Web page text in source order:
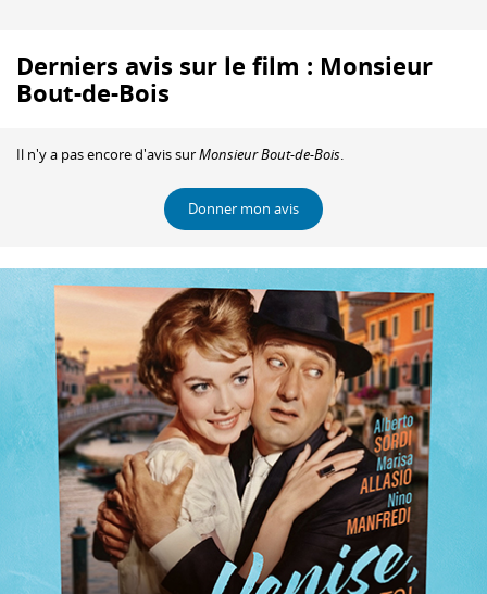
Derniers avis sur le film : Monsieur
Bout-de-Bois
Il n'y a pas encore d'avis surMonsieur Bout-de-Bois.
Donner mon avis